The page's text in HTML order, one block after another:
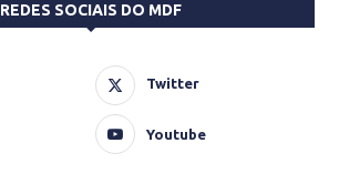
REDES SOCIAIS DO MDF
Twitter
Youtube